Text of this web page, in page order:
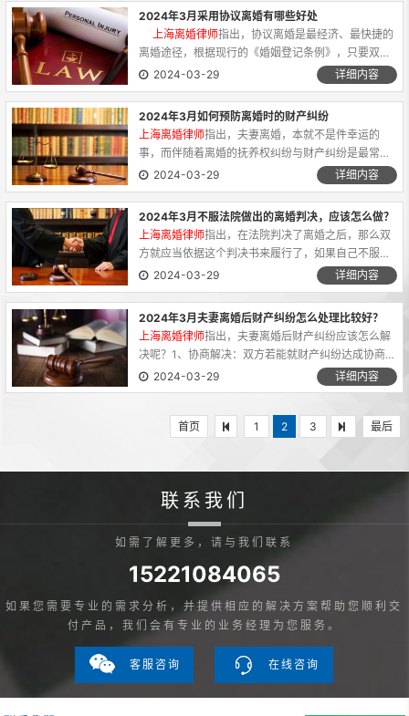
2024年3月采用协议离婚有哪些好处
上海离婚律师指出，协议离婚是最经济、最快捷的
离婚途径，根据现行的《婚姻登记条例》，只要双方
就协议离婚相关问题已达成合议，民政局婚姻登记机
关当场就可以办出，双方就从法律上解除了婚姻关
系。 具体来讲，...
2024-03-29 详细内容
2024年3月如何预防离婚时的财产纠纷
上海离婚律师指出，夫妻离婚，本就不是件幸运的
事，而伴随着离婚的抚养权纠纷与财产纠纷是最常见
的，这两种争议也给双方带来了不快。那么如何预防
离婚时的财产纠纷?了解相关内容有助于当事人维护自
己的权益，预防风险...
2024-03-29 详细内容
2024年3月不服法院做出的离婚判决，应该怎么做？
上海离婚律师指出，在法院判决了离婚之后，那么双
方就应当依据这个判决书来履行了，如果自己不服法
院作出的判决的话，应当如何进行处理呢？下面，为
了帮助大家更好的了解相关法律知识，整理了以下的
内容，希望对您有...
2024-03-29 详细内容
2024年3月夫妻离婚后财产纠纷怎么处理比较好？
上海离婚律师指出，夫妻离婚后财产纠纷应该怎么解
决呢？1、协商解决：双方若能就财产纠纷达成协商是
最好的解决方法，不过能协商解决的情况很少，大部
分由于财产纠纷案件的复杂性等原因导致协商无果。
2024-03-29 详细内容
首页 1 2 3 最后
联系我们
如需了解更多，请与我们联系
15221084065
如果您需要专业的需求分析，并提供相应的解决方案帮助您顺利交
付产品，我们会有专业的业务经理为您服务。
客服咨询 在线咨询